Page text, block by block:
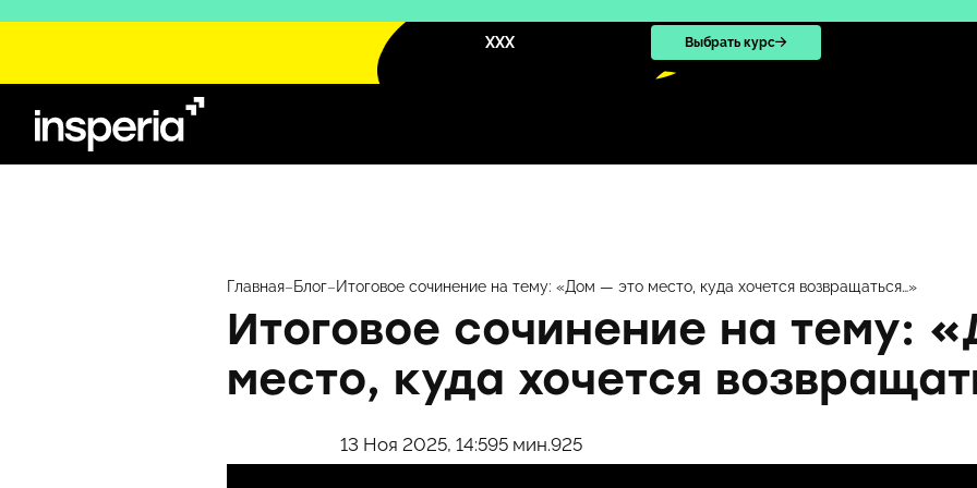
XXX Выбрать курс
Главная–Блог–Итоговое сочинение на тему: «Дом — это место, куда хочется возвращаться…»
Итоговое сочинение на тему:
место, куда хочется
13 Ноя 2025, 14:595 мин.925